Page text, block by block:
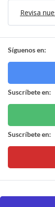
Revisa
Síguenos en:
Suscríbete en:
Suscríbete en: